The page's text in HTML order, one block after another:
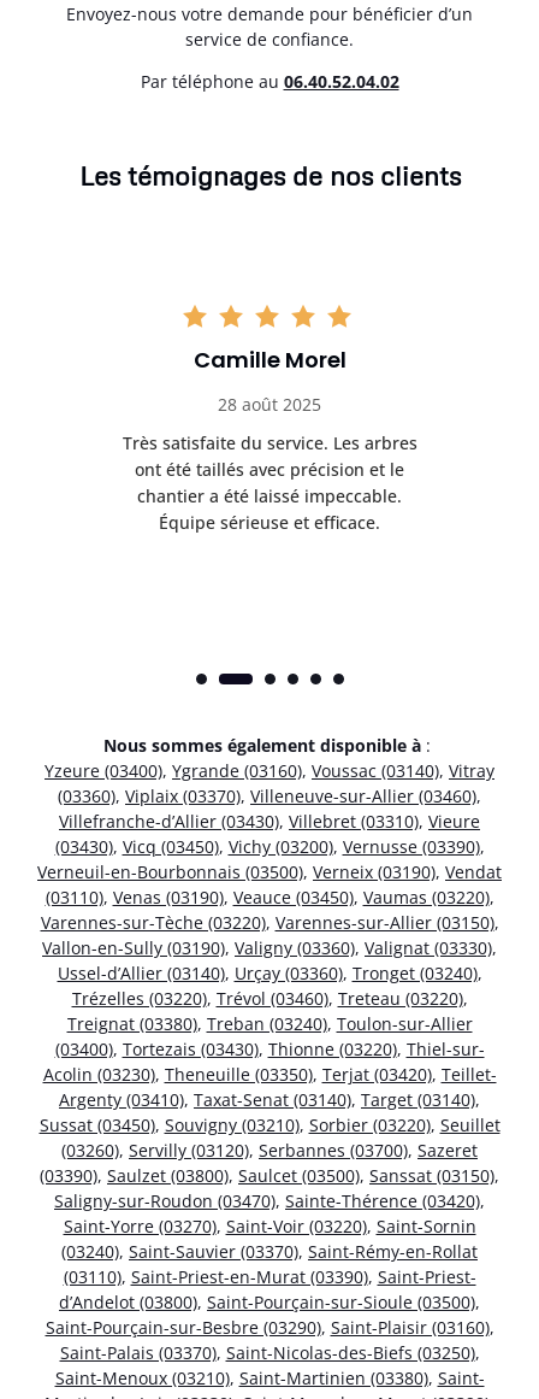
Envoyez-nous votre demande pour bénéficier d’un
service de confiance.
Par téléphone au 06.40.52.04.02
Les témoignages de nos clients
Camille Morel
28 août 2025
Très satisfaite du service. Les arbres
ont été taillés avec précision et le
chantier a été laissé impeccable.
Équipe sérieuse et efficace.
Nous sommes également disponible à :
Yzeure (03400), Ygrande (03160), Voussac (03140), Vitray
(03360), Viplaix (03370), Villeneuve-sur-Allier (03460),
Villefranche-d’Allier (03430), Villebret (03310), Vieure
(03430), Vicq (03450), Vichy (03200), Vernusse (03390),
Verneuil-en-Bourbonnais (03500), Verneix (03190), Vendat
(03110), Venas (03190), Veauce (03450), Vaumas (03220),
Varennes-sur-Tèche (03220), Varennes-sur-Allier (03150),
Vallon-en-Sully (03190), Valigny (03360), Valignat (03330),
Ussel-d’Allier (03140), Urçay (03360), Tronget (03240),
Trézelles (03220), Trévol (03460), Treteau (03220),
Treignat (03380), Treban (03240), Toulon-sur-Allier
(03400), Tortezais (03430), Thionne (03220), Thiel-sur-
Acolin (03230), Theneuille (03350), Terjat (03420), Teillet-
Argenty (03410), Taxat-Senat (03140), Target (03140),
Sussat (03450), Souvigny (03210), Sorbier (03220), Seuillet
(03260), Servilly (03120), Serbannes (03700), Sazeret
(03390), Saulzet (03800), Saulcet (03500), Sanssat (03150),
Saligny-sur-Roudon (03470), Sainte-Thérence (03420),
Saint-Yorre (03270), Saint-Voir (03220), Saint-Sornin
(03240), Saint-Sauvier (03370), Saint-Rémy-en-Rollat
(03110), Saint-Priest-en-Murat (03390), Saint-Priest-
d’Andelot (03800), Saint-Pourçain-sur-Sioule (03500),
Saint-Pourçain-sur-Besbre (03290), Saint-Plaisir (03160),
Saint-Palais (03370), Saint-Nicolas-des-Biefs (03250),
Saint-Menoux (03210), Saint-Martinien (03380), Saint-